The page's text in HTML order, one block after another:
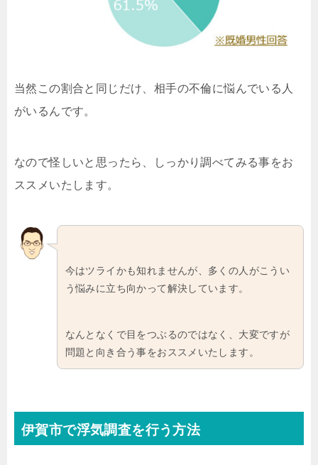
当然この割合と同じだけ、相手の不倫に悩んでいる人
がいるんです。
なので怪しいと思ったら、しっかり調べてみる事をお
ススメいたします。
今はツライかも知れませんが、多くの人がこうい
う悩みに立ち向かって解決しています。
なんとなくで目をつぶるのではなく、大変ですが
問題と向き合う事をおススメいたします。
伊賀市で浮気調査を行う方法